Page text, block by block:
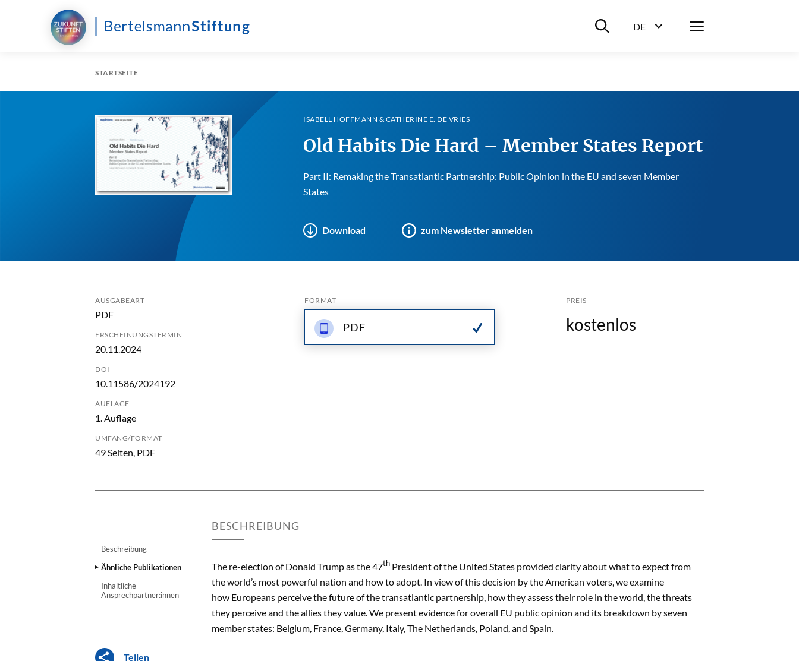
Suche ein-/ausblenden
DE
Menü
STARTSEITE
ISABELL HOFFMANN & CATHERINE E. DE VRIES
Old Habits Die Hard – Member States Report
Part II: Remaking the Transatlantic Partnership: Public Opinion in the EU and seven Member
States
Download zum Newsletter anmelden
AUSGABEART
PDF
ERSCHEINUNGSTERMIN
20.11.2024
DOI
10.11586/2024192
AUFLAGE
1. Auflage
UMFANG/FORMAT
49 Seiten, PDF
FORMAT
PDF
PREIS
kostenlos
Beschreibung
Ähnliche Publikationen
Inhaltliche
Ansprechpartner:innen
Teilen
BESCHREIBUNG
The re-election of Donald Trump as the 47th President of the United States provided clarity about what to expect from
the world’s most powerful nation and how to adopt. In view of this decision by the American voters, we examine
how Europeans perceive the future of the transatlantic partnership, how they assess their role in the world, the threats
they perceive and the allies they value. We present evidence for overall EU public opinion and its breakdown by seven
member states: Belgium, France, Germany, Italy, The Netherlands, Poland, and Spain.